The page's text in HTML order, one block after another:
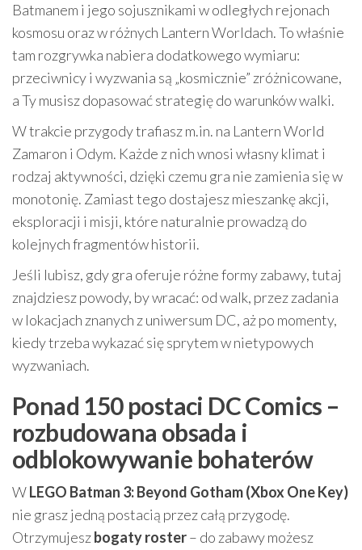
Batmanem i jego sojusznikami w odległych rejonach
kosmosu oraz w różnych Lantern Worldach. To właśnie
tam rozgrywka nabiera dodatkowego wymiaru:
przeciwnicy i wyzwania są „kosmicznie” zróżnicowane,
a Ty musisz dopasować strategię do warunków walki.
W trakcie przygody trafiasz m.in. na Lantern World
Zamaron i Odym. Każde z nich wnosi własny klimat i
rodzaj aktywności, dzięki czemu gra nie zamienia się w
monotonię. Zamiast tego dostajesz mieszankę akcji,
eksploracji i misji, które naturalnie prowadzą do
kolejnych fragmentów historii.
Jeśli lubisz, gdy gra oferuje różne formy zabawy, tutaj
znajdziesz powody, by wracać: od walk, przez zadania
w lokacjach znanych z uniwersum DC, aż po momenty,
kiedy trzeba wykazać się sprytem w nietypowych
wyzwaniach.
Ponad 150 postaci DC Comics –
rozbudowana obsada i
odblokowywanie bohaterów
WLEGO Batman 3: Beyond Gotham (Xbox One Key)
nie grasz jedną postacią przez całą przygodę.
Otrzymujeszbogaty roster– do zabawy możesz